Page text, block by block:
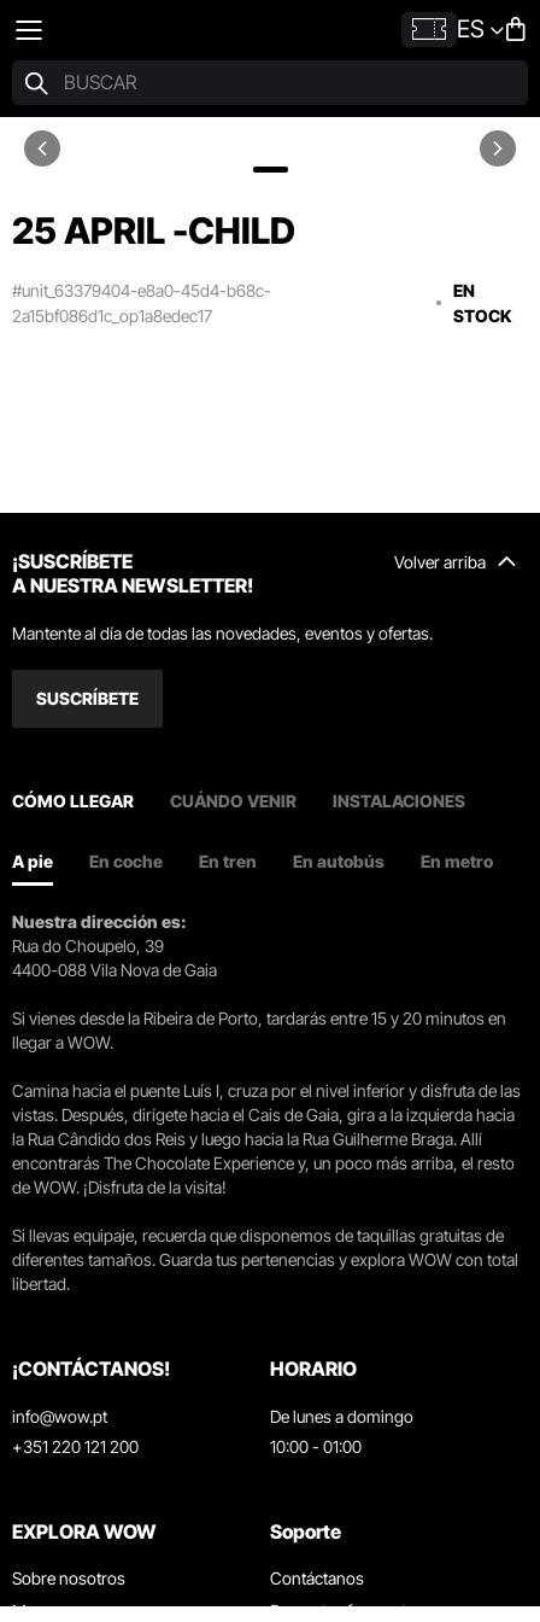
ES
25 APRIL -CHILD
#unit_63379404-e8a0-45d4-b68c-
2a15bf086d1c_op1a8edec17
EN
STOCK
Volver arriba
¡SUSCRÍBETE
A NUESTRA NEWSLETTER!
Mantente al día de todas las novedades, eventos y ofertas.
SUSCRÍBETE
CÓMO LLEGAR CUÁNDO VENIR INSTALACIONES
A pie En coche En tren En autobús En metro
Nuestra dirección es:
Rua do Choupelo, 39
4400-088 Vila Nova de Gaia
Si vienes desde la Ribeira de Porto, tardarás entre 15 y 20 minutos en
llegar a WOW.
Camina hacia el puente Luís I, cruza por el nivel inferior y disfruta de las
vistas. Después, dirígete hacia el Cais de Gaia, gira a la izquierda hacia
la Rua Cândido dos Reis y luego hacia la Rua Guilherme Braga. Allí
encontrarás The Chocolate Experience y, un poco más arriba, el resto
de WOW. ¡Disfruta de la visita!
Si llevas equipaje, recuerda que disponemos de taquillas gratuitas de
diferentes tamaños. Guarda tus pertenencias y explora WOW con total
libertad.
¡CONTÁCTANOS!
info@wow.pt
+351 220 121 200
HORARIO
De lunes a domingo
10:00 - 01:00
EXPLORA WOW
Sobre nosotros
Museos
Soporte
Contáctanos
Preguntas frecuentes